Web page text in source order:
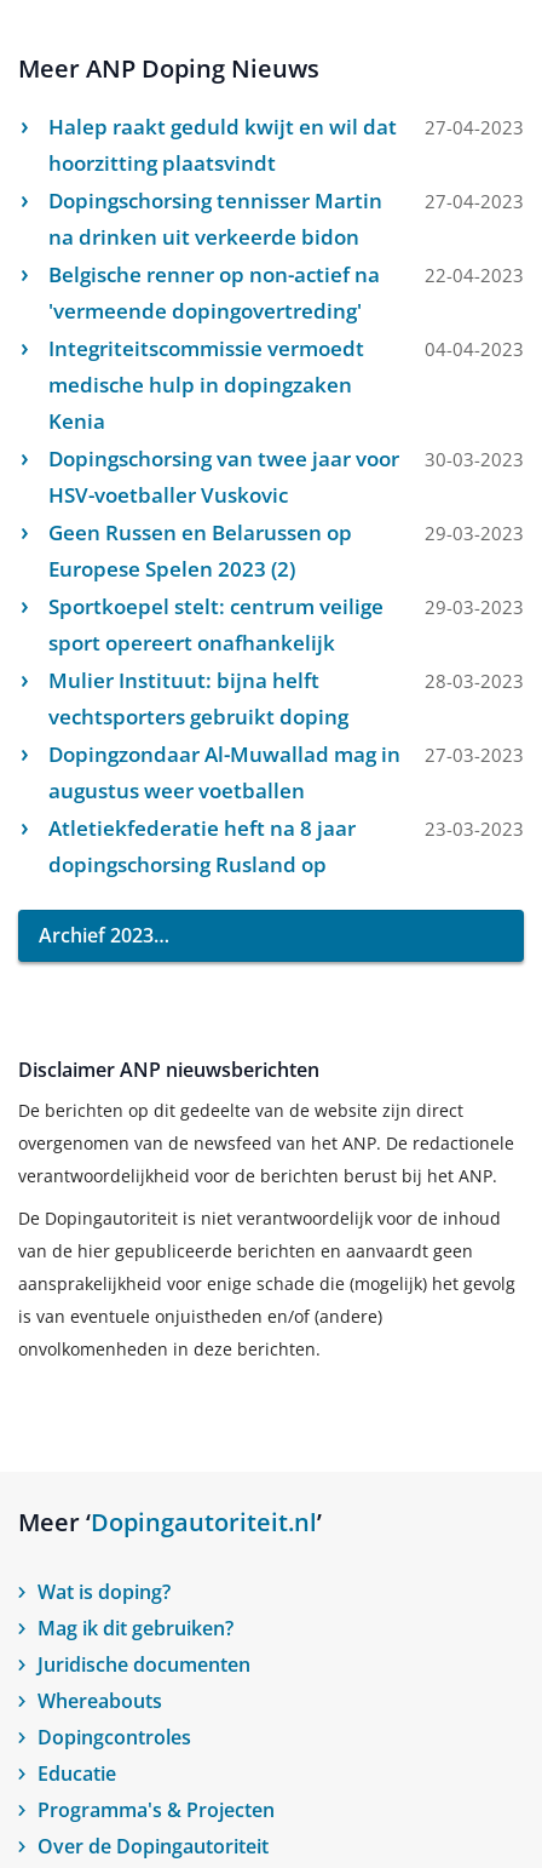
Meer ANP Doping Nieuws
Halep raakt geduld kwijt en wil dat
hoorzitting plaatsvindt
27-04-2023
Dopingschorsing tennisser Martin
na drinken uit verkeerde bidon
27-04-2023
Belgische renner op non-actief na
'vermeende dopingovertreding'
22-04-2023
Integriteitscommissie vermoedt
medische hulp in dopingzaken
Kenia
04-04-2023
Dopingschorsing van twee jaar voor
HSV-voetballer Vuskovic
30-03-2023
Geen Russen en Belarussen op
Europese Spelen 2023 (2)
29-03-2023
Sportkoepel stelt: centrum veilige
sport opereert onafhankelijk
29-03-2023
Mulier Instituut: bijna helft
vechtsporters gebruikt doping
28-03-2023
Dopingzondaar Al-Muwallad mag in
augustus weer voetballen
27-03-2023
Atletiekfederatie heft na 8 jaar
dopingschorsing Rusland op
23-03-2023
Archief 2023
Disclaimer ANP nieuwsberichten
De berichten op dit gedeelte van de website zijn direct
overgenomen van de newsfeed van het ANP. De redactionele
verantwoordelijkheid voor de berichten berust bij het ANP.
De Dopingautoriteit is niet verantwoordelijk voor de inhoud
van de hier gepubliceerde berichten en aanvaardt geen
aansprakelijkheid voor enige schade die (mogelijk) het gevolg
is van eventuele onjuistheden en/of (andere)
onvolkomenheden in deze berichten.
Meer ‘Dopingautoriteit.nl’
Wat is doping?
Mag ik dit gebruiken?
Juridische documenten
Whereabouts
Dopingcontroles
Educatie
Programma's & Projecten
Over de Dopingautoriteit